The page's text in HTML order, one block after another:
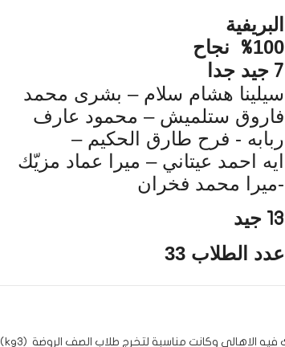
البريفية
100
% نجاح
7 جيد جدا
سيلينا هشام سلام – بشرى محمد
فاروق ستلميش – محمود عارف
ربابه - فرح طارق الحكيم –
ايه احمد عيتاني – ميرا عماد مزيّك
-ميرا محمد فخران
13 جيد
عدد الطلاب 33
(kg3) اختتمت المدرسة عامها الدراسي في قسم الروضات باحتفال كبير شارك فيه الاهالي وكانت مناسبة لتخرج طلاب الصف الروضة